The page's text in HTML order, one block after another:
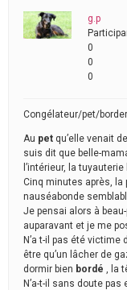
g.p
0
0
0
Congélateur/pet/border
Au pet qu’elle venait
suis dit que belle-
l’intérieur, la
Cinq minutes après,
nauséabonde
Je pensai alors à
auparavant et je me
N’a t-il pas été
être qu’un lâcher de
dormir bien bordé , la
N’a-t-il sans doute